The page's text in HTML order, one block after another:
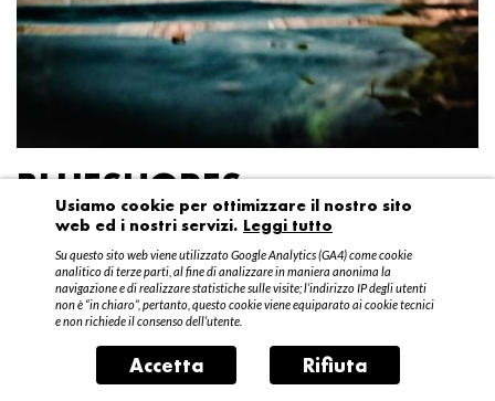
BLUESHORES
Federico Garibaldi
20 aprile – 15 maggio 2016
Usiamo cookie per ottimizzare il nostro sito
web ed i nostri servizi. Leggi tutto
Su questo sito web viene utilizzato Google Analytics (GA4) come cookie
analitico di terze parti, al fine di analizzare in maniera anonima la
navigazione e di realizzare statistiche sulle visite; l’indirizzo IP degli utenti
non è “in chiaro”, pertanto, questo cookie viene equiparato ai cookie tecnici
e non richiede il consenso dell’utente.
Accetta Rifiuta